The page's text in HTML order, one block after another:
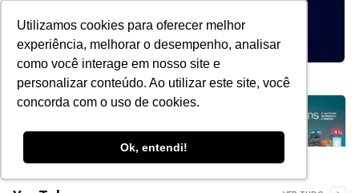
Utilizamos cookies para oferecer melhor
experiência, melhorar o desempenho, analisar
como você interage em nosso site e
personalizar conteúdo. Ao utilizar este site, você
concorda com o uso de cookies.
Ok, entendi!